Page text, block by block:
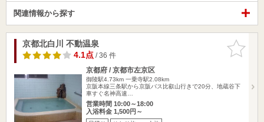
関連情報から探す
お気に入
りに追加
京都北白川 不動温泉
4.1点/ 36 件
京都府 / 京都市左京区
御陵駅4.73km 一乗寺駅2.08km
京阪本線三条駅から京阪バス比叡山行きで20分、地蔵谷下
車すぐ名神高速…
営業時間 10:00～18:00
入浴料金 1,500円～